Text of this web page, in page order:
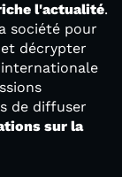
l'actualité.
société pour
décrypter
de diffuser
sur la